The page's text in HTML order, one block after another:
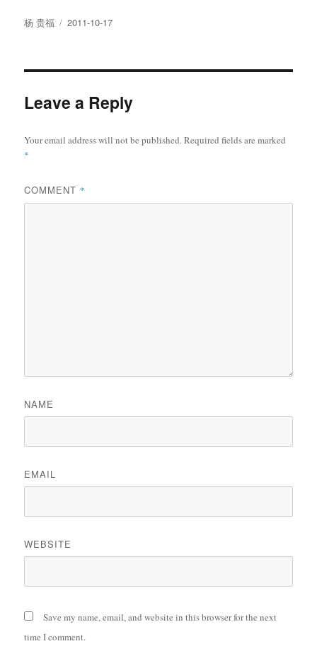
Author
杨 贵福
Posted
2011-10-17
Leave a Reply
Your email address will not be published.Required fields are marked
*
COMMENT *
NAME
EMAIL
WEBSITE
Save my name, email, and website in this browser for the next
time I comment.